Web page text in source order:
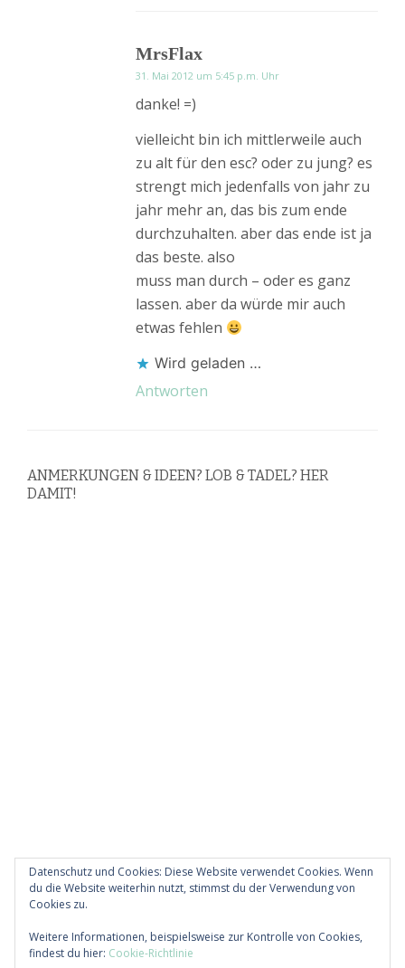
MrsFlax
31. Mai 2012 um 5:45 p.m. Uhr
danke! =)
vielleicht bin ich mittlerweile auch
zu alt für den esc? oder zu jung? es
strengt mich jedenfalls von jahr zu
jahr mehr an, das bis zum ende
durchzuhalten. aber das ende ist ja
das beste. also
muss man durch – oder es ganz
lassen. aber da würde mir auch
etwas fehlen
Wird geladen …
Antworten
ANMERKUNGEN & IDEEN? LOB & TADEL? HER
DAMIT!
Diese Website verwendet Akismet, um Spam zu
reduzieren. Erfahre, wie deine Kommentardaten
Datenschutz und Cookies: Diese Website verwendet Cookies. Wenn
du die Website weiterhin nutzt, stimmst du der Verwendung von
Cookies zu.
Weitere Informationen, beispielsweise zur Kontrolle von Cookies,
findest du hier: Cookie-Richtlinie